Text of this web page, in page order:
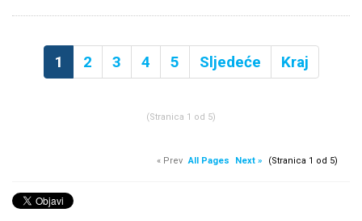
1 2 3 4 5 Sljedeće Kraj
(Stranica 1 od 5)
« Prev All Pages Next » (Stranica 1 od 5)